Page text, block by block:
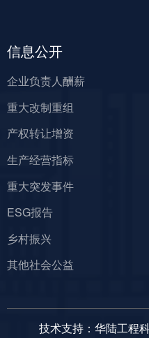
信息公开
企业负责人酬薪
重大改制重组
产权转让增资
生产经营指标
重大突发事件
ESG报告
乡村振兴
其他社会公益
技术支持：华陆工程